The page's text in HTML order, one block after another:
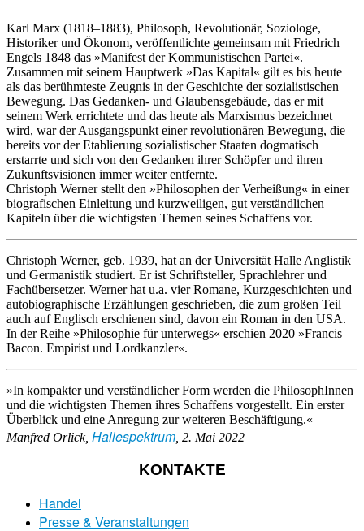
Karl Marx (1818–1883), Philosoph, Revolutionär, Soziologe,
Historiker und Ökonom, veröffentlichte gemeinsam mit Friedrich
Engels 1848 das »Manifest der Kommunistischen Partei«.
Zusammen mit seinem Hauptwerk »Das Kapital« gilt es bis heute
als das berühmteste Zeugnis in der Geschichte der sozialistischen
Bewegung. Das Gedanken- und Glaubensgebäude, das er mit
seinem Werk errichtete und das heute als Marxismus bezeichnet
wird, war der Ausgangspunkt einer revolutionären Bewegung, die
bereits vor der Etablierung sozialistischer Staaten dogmatisch
erstarrte und sich von den Gedanken ihrer Schöpfer und ihren
Zukunftsvisionen immer weiter entfernte.
Christoph Werner stellt den »Philosophen der Verheißung« in einer
biografischen Einleitung und kurzweiligen, gut verständlichen
Kapiteln über die wichtigsten Themen seines Schaffens vor.
Christoph Werner, geb. 1939, hat an der Universität Halle Anglistik
und Germanistik studiert. Er ist Schriftsteller, Sprachlehrer und
Fachübersetzer. Werner hat u.a. vier Romane, Kurzgeschichten und
autobiographische Erzählungen geschrieben, die zum großen Teil
auch auf Englisch erschienen sind, davon ein Roman in den USA.
In der Reihe »Philosophie für unterwegs« erschien 2020 »Francis
Bacon. Empirist und Lordkanzler«.
»In kompakter und verständlicher Form werden die PhilosophInnen
und die wichtigsten Themen ihres Schaffens vorgestellt. Ein erster
Überblick und eine Anregung zur weiteren Beschäftigung.«
Manfred Orlick, Hallespektrum , 2. Mai 2022
KONTAKTE
Handel
Presse & Veranstaltungen